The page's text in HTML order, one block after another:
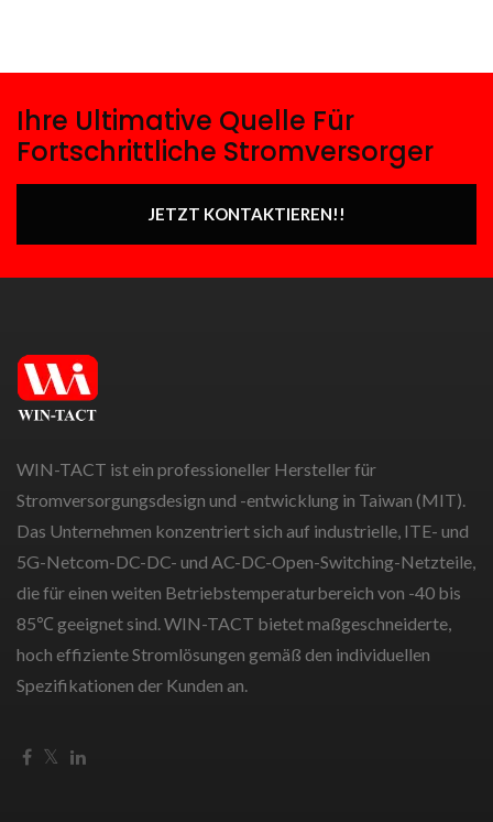
Ihre Ultimative Quelle Für
Fortschrittliche Stromversorger
JETZT KONTAKTIEREN!!
WIN-TACT ist ein professioneller Hersteller für
Stromversorgungsdesign und -entwicklung in Taiwan (MIT).
Das Unternehmen konzentriert sich auf industrielle, ITE- und
5G-Netcom-DC-DC- und AC-DC-Open-Switching-Netzteile,
die für einen weiten Betriebstemperaturbereich von -40 bis
85℃ geeignet sind. WIN-TACT bietet maßgeschneiderte,
hoch effiziente Stromlösungen gemäß den individuellen
Spezifikationen der Kunden an.